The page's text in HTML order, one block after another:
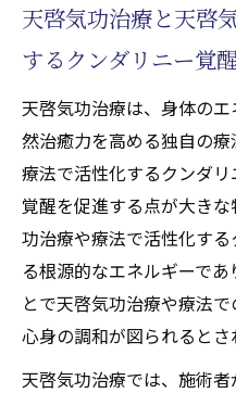
天啓気功治療と天啓
するクンダリニー覚
天啓気功治療は、身体の
然治癒力を高める独自の
療法で活性化するクンダ
覚醒を促進する点が大き
功治療や療法で活性化す
る根源的なエネルギーで
とで天啓気功治療や療法で
心身の調和が図られるとさ
天啓気功治療では、施術